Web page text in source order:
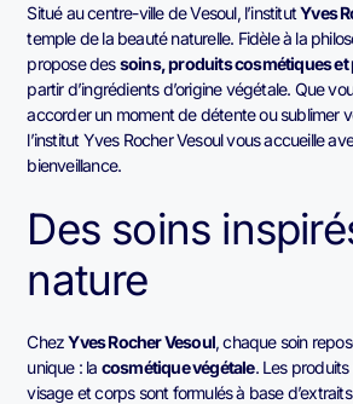
Situé au centre-ville de Vesoul, l’institutYves
temple de la beauté naturelle. Fidèle à la
propose dessoins, produits cosmétiques
partir d’ingrédients d’origine végétale. Que
accorder un moment de détente ou sublimer
l’institut Yves Rocher Vesoul vous accueille
bienveillance.
Des soins
nature
ChezYves Rocher Vesoul, chaque soin
unique : la cosmétique végétale. Les produits
visage et corps sont formulés à base